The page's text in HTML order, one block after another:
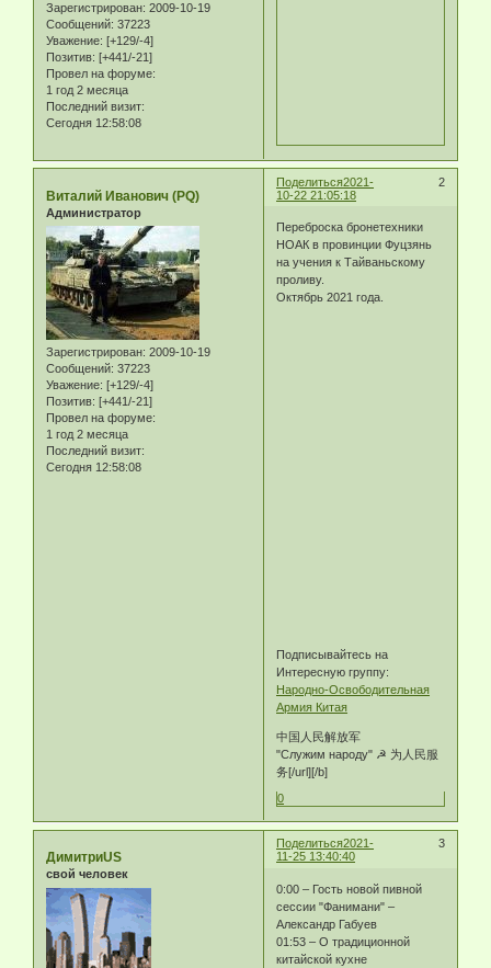
Зарегистрирован: 2009-10-19
Сообщений: 37223
Уважение: [+129/-4]
Позитив: [+441/-21]
Провел на форуме:
1 год 2 месяца
Последний визит:
Сегодня 12:58:08
Поделиться 2
2021-
10-22 21:05:18
Виталий Иванович (PQ)
Администратор
Зарегистрирован: 2009-10-19
Сообщений: 37223
Уважение: [+129/-4]
Позитив: [+441/-21]
Провел на форуме:
1 год 2 месяца
Последний визит:
Сегодня 12:58:08
Переброска бронетехники
НОАК в провинции Фуцзянь
на учения к Тайваньскому
проливу.
Октябрь 2021 года.
Подписывайтесь на
Интересную группу:
Народно-Освободительная
Армия Китая
中国人民解放军
"Служим народу" ☭ 为人民服
务[/url][/b]
0
Поделиться 3
2021-
11-25 13:40:40
ДимитриUS
свой человек
0:00 – Гость новой пивной
сессии "Фанимани" –
Александр Габуев
01:53 – О традиционной
китайской кухне